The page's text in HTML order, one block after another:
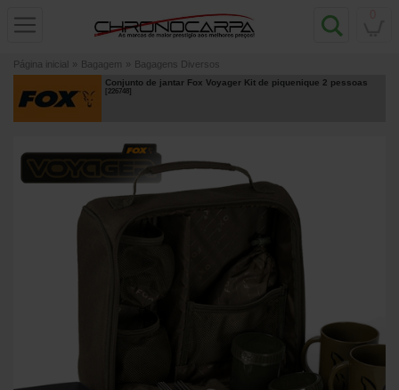
Página inicial » Bagagem » Bagagens Diversos
Conjunto de jantar Fox Voyager Kit de piquenique 2 pessoas
[226748]